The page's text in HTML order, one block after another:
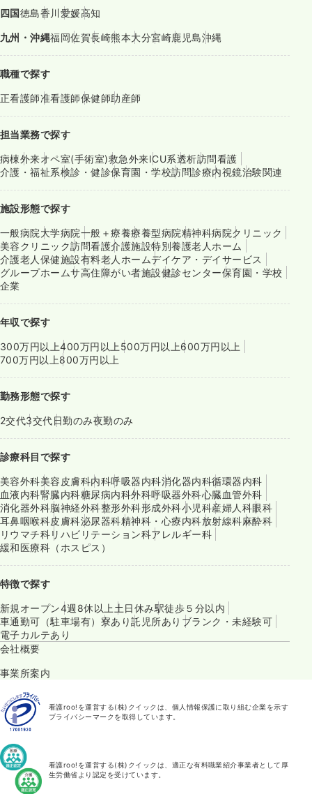
四国徳島香川愛媛高知
九州・沖縄福岡佐賀長崎熊本大分宮崎鹿児島沖縄
職種で探す
正看護師准看護師保健師助産師
担当業務で探す
病棟外来オペ室(手術室)救急外来ICU系透析訪問看護
介護・福祉系検診・健診保育園・学校訪問診療内視鏡治験関連
施設形態で探す
一般病院大学病院一般＋療養療養型病院精神科病院クリニック
美容クリニック訪問看護介護施設特別養護老人ホーム
介護老人保健施設有料老人ホームデイケア・デイサービス
グループホームサ高住障がい者施設健診センター保育園・学校
企業
年収で探す
300万円以上400万円以上 500万円以上600万円以上
700万円以上800万円以上
勤務形態で探す
2交代3交代日勤のみ夜勤のみ
診療科目で探す
美容外科美容皮膚科内科呼吸器内科消化器内科循環器内科
血液内科腎臓内科糖尿病内科外科呼吸器外科心臓血管外科
消化器外科脳神経外科整形外科形成外科小児科産婦人科眼科
耳鼻咽喉科皮膚科泌尿器科精神科・心療内科放射線科麻酔科
リウマチ科リハビリテーション科アレルギー科
緩和医療科（ホスピス）
特徴で探す
新規オープン4週8休以上 土日休み駅徒歩５分以内
車通勤可（駐車場有） 寮あり託児所あり ブランク・未経験可
電子カルテあり
会社概要
事業所案内
看護roo!を運営する(株)クイックは、個人情報保護に取り組む企業を示す
プライバシーマークを取得しています。
看護roo!を運営する(株)クイックは、適正な有料職業紹介事業者として厚
生労働省より認定を受けています。